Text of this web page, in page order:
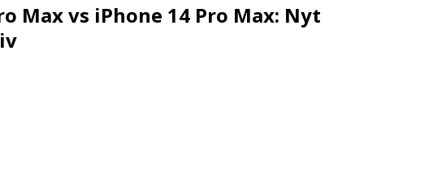
Max vs iPhone 14 Pro Max: Nyt